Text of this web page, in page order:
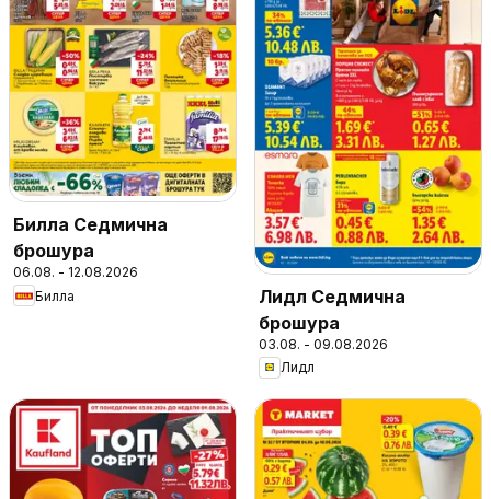
Билла Седмична
брошура
06.08. - 12.08.2026
Билла
Лидл Седмична
брошура
03.08. - 09.08.2026
Лидл